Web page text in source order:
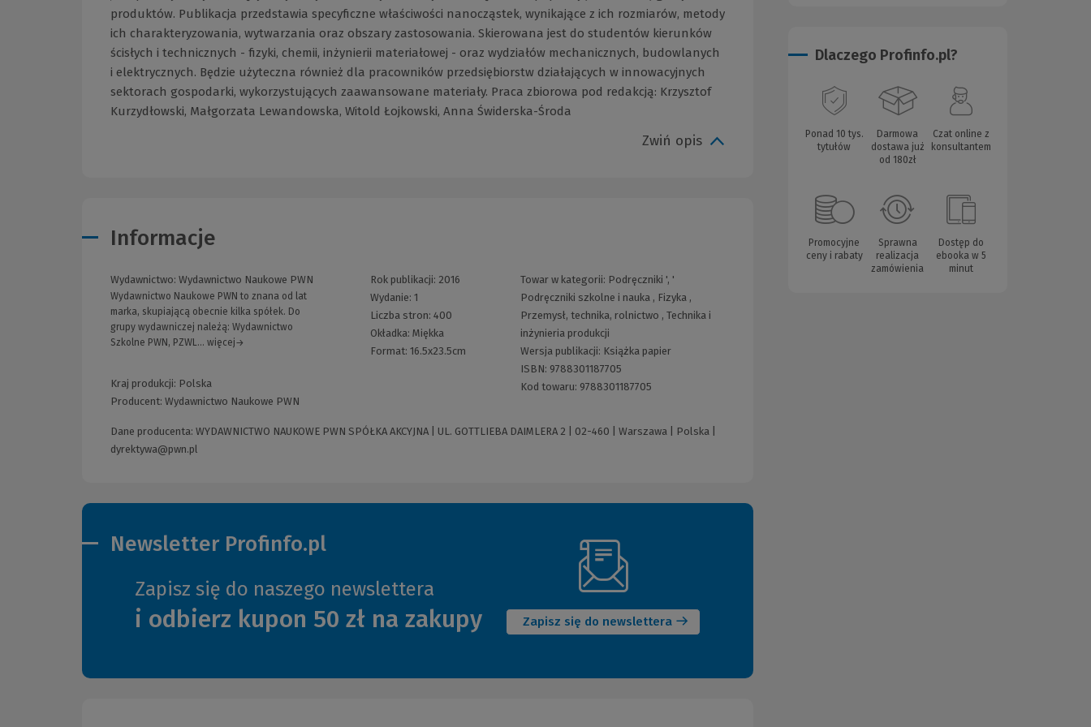
produktów. Publikacja przedstawia specyficzne właściwości nanocząstek, wynikające z ich rozmiarów, metody
ich charakteryzowania, wytwarzania oraz obszary zastosowania. Skierowana jest do studentów kierunków
ścisłych i technicznych - fizyki, chemii, inżynierii materiałowej - oraz wydziałów mechanicznych, budowlanych
i elektrycznych. Będzie użyteczna również dla pracowników przedsiębiorstw działających w innowacyjnych
sektorach gospodarki, wykorzystujących zaawansowane materiały. Praca zbiorowa pod redakcją: Krzysztof
Kurzydłowski, Małgorzata Lewandowska, Witold Łojkowski, Anna Świderska-Środa
Zwiń opis
Informacje
Wydawnictwo: Wydawnictwo Naukowe PWN
Wydawnictwo Naukowe PWN to znana od lat
marka, skupiającą obecnie kilka spółek. Do
grupy wydawniczej należą: Wydawnictwo
Szkolne PWN, PZWL... więcej→
Kraj produkcji: Polska
Producent: Wydawnictwo Naukowe PWN
Rok publikacji: 2016
Wydanie: 1
Liczba stron: 400
Okładka: Miękka
Format: 16.5x23.5cm
Towar w kategorii: Podręczniki ', '
Podręczniki szkolne i nauka, Fizyka,
Przemysł, technika, rolnictwo , Technika i
inżynieria produkcji
Wersja publikacji: Książka papier
ISBN: 9788301187705
Kod towaru: 9788301187705
Dane producenta: WYDAWNICTWO NAUKOWE PWN SPÓŁKA AKCYJNA | UL. GOTTLIEBA DAIMLERA 2 | 02-460 | Warszawa | Polska |
dyrektywa@pwn.pl
Newsletter Profinfo.pl
Zapisz się do naszego newslettera
i odbierz kupon 50 zł na zakupy Zapisz się do newslettera
okno)
Dlaczego Profinfo.pl?
Ponad 10 tys.
tytułów
Darmowa
dostawa już
od 180zł
Czat online z
konsultantem
Promocyjne
ceny i rabaty
Sprawna
realizacja
zamówienia
Dostęp do
ebooka w 5
minut